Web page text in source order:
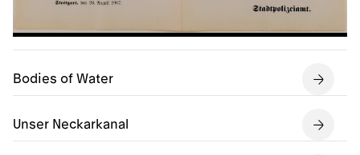
Bodies of Water
Unser Neckarkanal